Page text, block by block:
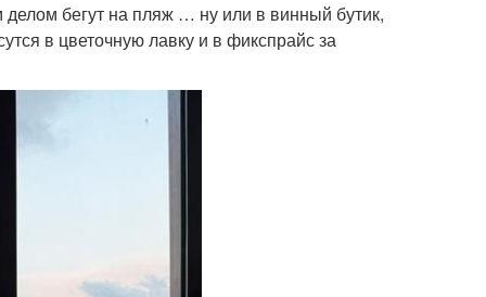
бегут на пляж … ну или в винный бутик,
в цветочную лавку и в фикспрайс за